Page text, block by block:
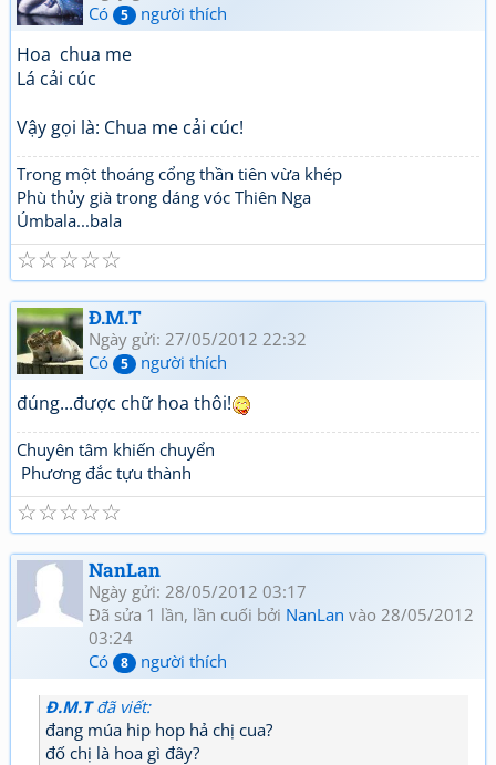
Có
5 người thích
Hoa chua me
Lá cải cúc
Vậy gọi là: Chua me cải cúc!
Trong một thoáng cổng thần tiên vừa khép
Phù thủy già trong dáng vóc Thiên Nga
Úmbala...bala
☆
☆
☆
☆
☆
Đ.M.T
Ngày gửi: 27/05/2012 22:32
Có
5 người thích
đúng...được chữ hoa thôi!
Chuyên tâm khiến chuyển
Phương đắc tựu thành
☆
☆
☆
☆
☆
NanLan
Ngày gửi: 28/05/2012 03:17
Đã sửa 1 lần, lần cuối bởi NanLan vào 28/05/2012
03:24
Có
8 người thích
Đ.M.Tđã viết:
đang múa hip hop hả chị cua?
đố chị là hoa gì đây?